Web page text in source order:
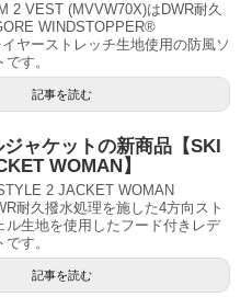
2 VEST (MVVW70X)はDWR耐久
WINDSTOPPER®
ヤーストレッチ生地使用の防風ソ
す。
記事を読む
ャケットの新商品【SKI
WOMAN】
2 JACKET WOMAN
耐久撥水処理を施した4方向スト
ル生地を使用したフード付きレデ
す。
記事を読む